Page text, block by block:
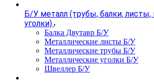
Б/У металл (трубы, балки,
уголки)
Балка Двутавр Б/У
Металлические листы Б/У
Металлические трубы Б/У
Металлические уголки Б/У
Швеллер Б/У